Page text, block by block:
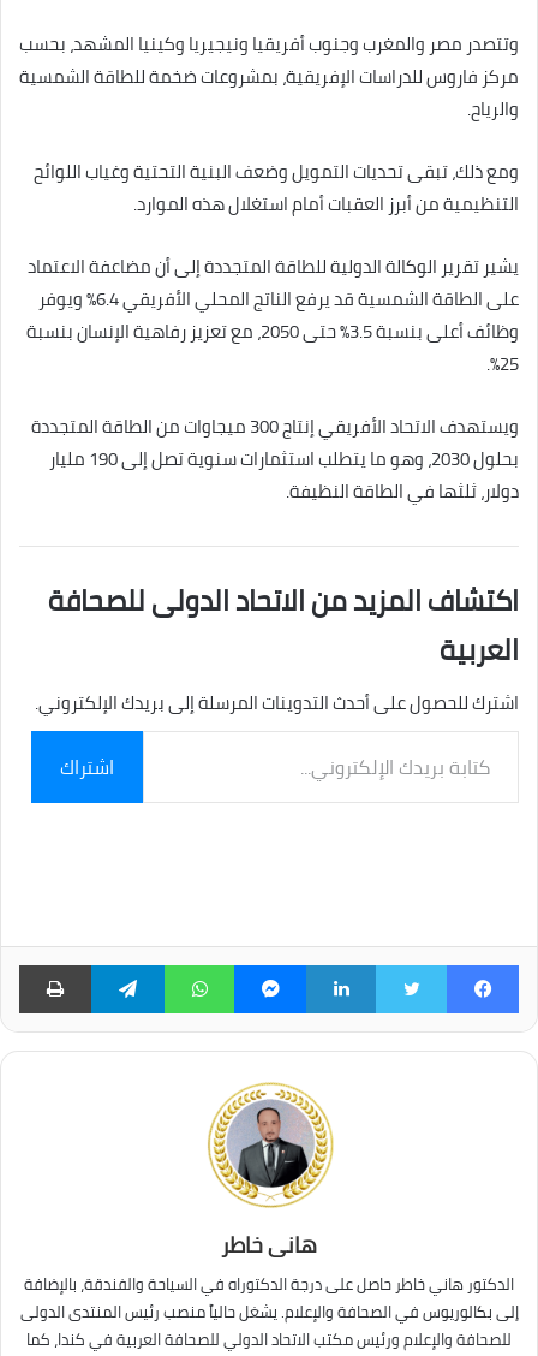
وتتصدر مصر والمغرب وجنوب أفريقيا ونيجيريا وكينيا المشهد، بحسب
مركز فاروس للدراسات الإفريقية، بمشروعات ضخمة للطاقة الشمسية
والرياح.
ومع ذلك، تبقى تحديات التمويل وضعف البنية التحتية وغياب اللوائح
التنظيمية من أبرز العقبات أمام استغلال هذه الموارد.
يشير تقرير الوكالة الدولية للطاقة المتجددة إلى أن مضاعفة الاعتماد
على الطاقة الشمسية قد يرفع الناتج المحلي الأفريقي 6.4% ويوفر
وظائف أعلى بنسبة 3.5% حتى 2050، مع تعزيز رفاهية الإنسان بنسبة
25%.
ويستهدف الاتحاد الأفريقي إنتاج 300 ميجاوات من الطاقة المتجددة
بحلول 2030، وهو ما يتطلب استثمارات سنوية تصل إلى 190 مليار
دولار، ثلثها في الطاقة النظيفة.
اكتشاف المزيد من الاتحاد الدولى للصحافة
العربية
اشترك للحصول على أحدث التدوينات المرسلة إلى بريدك الإلكتروني.
بريدك
الإلكتروني...
اشتراك
فيسبوك لينكدإن ماسنجر واتساب تيلقرام
هانى خاطر
الدكتور هاني خاطر حاصل على درجة الدكتوراه في السياحة والفندقة، بالإضافة
إلى بكالوريوس في الصحافة والإعلام. يشغل حالياً منصب رئيس المنتدى الدولى
للصحافة والإعلام ورئيس مكتب الاتحاد الدولي للصحافة العربية في كندا، كما